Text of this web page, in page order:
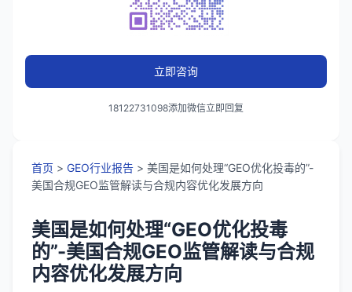
立即咨询
18122731098添加微信立即回复
首页 > GEO行业报告 > 美国是如何处理“GEO优化投毒的”-
美国合规GEO监管解读与合规内容优化发展方向
美国是如何处理“GEO优化投毒
的”-美国合规GEO监管解读与合规
内容优化发展方向